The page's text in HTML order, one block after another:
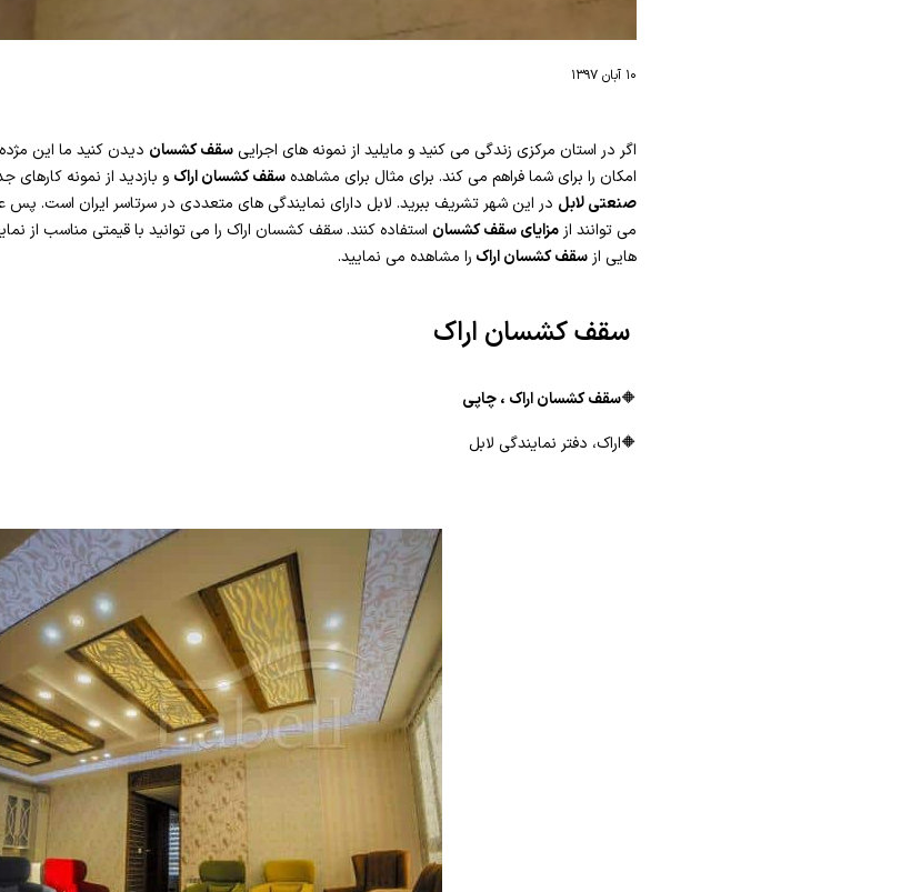
۱۰ آبان ۱۳۹۷
اگر در استان مرکزی زندگی می کنید و مایلید از نمونه های اجرایی سقف کشسان دیدن کنید ما این
امکان را برای شما فراهم می کند. برای مثال برای مشاهده سقف کشسان اراک و بازدید از نمونه کارهای
صنعتی لابل در این شهر تشریف ببرید. لابل دارای نمایندگی های متعددی در سرتاسر ایران است. پس
می توانند از مزایای سقف کشسان استفاده کنند. سقف کشسان اراک را می توانید با قیمتی مناسب از
هایی از سقف کشسان اراک را مشاهده می نمایید.
سقف کشسان اراک
🔶سقف کشسان اراک ، چاپی
🔶اراک، دفتر نمایندگی لابل